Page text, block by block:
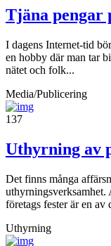
Tjäna pengar
I dagens Internet-tid
en hobby där man tar
nätet och folk...
Media/Publicering
137
Uthyrning av
Det finns många
företags fester är en av
Uthyrning